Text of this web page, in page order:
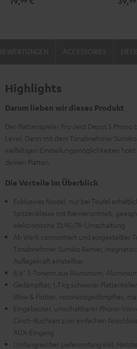
Highlights
Darum lieben wir dieses Produkt
Der Plattenspieler Pro-Ject Deput S Phono
Level. Denn mit dem Tonabnehmer
vielfältigen Einstellungsmöglichkeiten
deinen Platten.
Die Vorteile im Überblick
Exklusives Model, nur bei Teufel
Spitzenklasse mit Riemenantrieb,
elektronische 33/45/78-Umschaltung
Ab Werk vormontiert und eingestellter
Tonabnehmer Sumiko Rainier,
Auflagekraft einstellbar
8,6” S-Tonarm aus Aluminium,
Gedämpfter, 1,7 kg schwerer
Wow & Flutter, resonanzgedämpftes,
Eingebauter, umschaltbarer Phono-
Cinch-Buchsen zum einfachen
AUX-Eingang
Umfangreicher Lieferumfang inkl.